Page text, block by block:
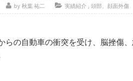
by 秋葉 祐二 実績紹介 , 頭部、顔面外傷
らの自動車の衝突を受け、脳挫傷